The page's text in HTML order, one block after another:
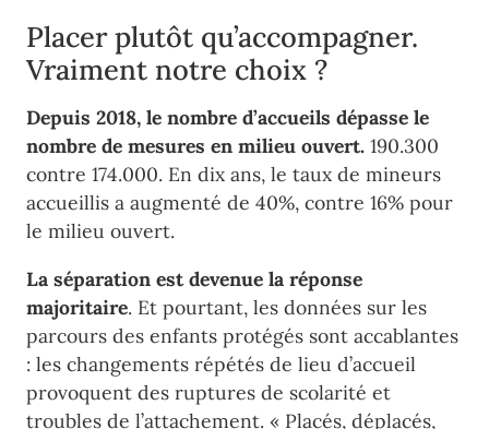
Placer plutôt qu’accompagner.
Vraiment notre choix ?
Depuis 2018, le nombre d’accueils dépasse le
nombre de mesures en milieu ouvert. 190.300
contre 174.000. En dix ans, le taux de mineurs
accueillis a augmenté de 40%, contre 16% pour
le milieu ouvert.
La séparation est devenue la réponse
majoritaire. Et pourtant, les données sur les
parcours des enfants protégés sont accablantes
: les changements répétés de lieu d’accueil
provoquent des ruptures de scolarité et
troubles de l’attachement. « Placés, déplacés,